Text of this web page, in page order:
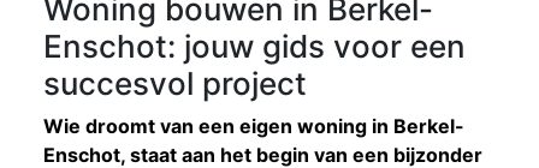
Woning bouwen in Berkel-
Enschot: jouw gids voor een
succesvol project
Wie droomt van een eigen woning in Berkel-
Enschot, staat aan het begin van een bijzonder